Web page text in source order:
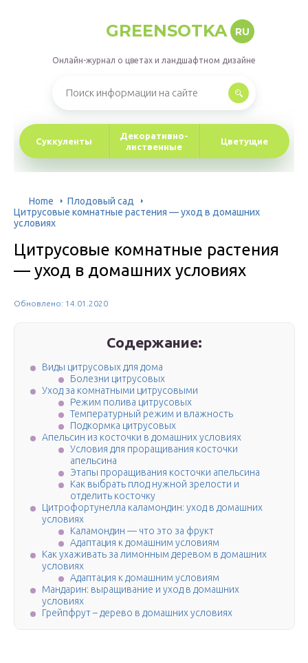
GREENSOTKA RU
Онлайн-журнал о цветах и ландшафтном дизайне
Суккуленты
Декоративно-
лиственные
Цветущие
Home
Плодовый сад
Цитрусовые комнатные растения — уход в домашних
условиях
Цитрусовые комнатные растения
— уход в домашних условиях
Обновлено: 14.01.2020
Содержание:
Виды цитрусовых для дома
Болезни цитрусовых
Уход за комнатными цитрусовыми
Режим полива цитрусовых
Температурный режим и влажность
Подкормка цитрусовых
Апельсин из косточки в домашних условиях
Условия для проращивания косточки
апельсина
Этапы проращивания косточки апельсина
Как выбрать плод нужной зрелости и
отделить косточку
Цитрофортунелла каламондин: уход в домашних
условиях
Каламондин — что это за фрукт
Адаптация к домашним условиям
Как ухаживать за лимонным деревом в домашних
условиях
Адаптация к домашним условиям
Мандарин: выращивание и уход в домашних
условиях
Грейпфрут – дерево в домашних условиях